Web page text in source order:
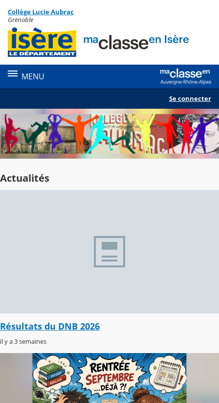
Contenu
Collège Lucie Aubrac
Grenoble
MENU
Se connecter
Actualités
Résultats du DNB 2026
il y a 3 semaines